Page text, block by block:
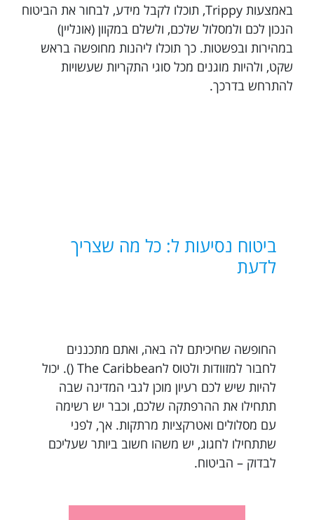
באמצעות Trippy, תוכלו לקבל מידע, לבחור את הביטוח
הנכון לכם ולמסלול שלכם, ולשלם במקוון (אונליין)
במהירות ובפשטות. כך תוכלו ליהנות מחופשה בראש
שקט, ולהיות מוגנים מכל סוגי התקריות שעשויות
להתרחש בדרכך.
ביטוח נסיעות ל: כל מה שצריך
לדעת
החופשה שחיכיתם לה באה, ואתם מתכננים
לחבור למזוודות ולטוס לThe Caribbean (). יכול
להיות שיש לכם רעיון מוכן לגבי המדינה שבה
תתחילו את ההרפתקה שלכם, וכבר יש רשימה
עם מסלולים ואטרקציות מרתקות. אך, לפני
שתתחילו לחגוג, יש משהו חשוב ביותר שעליכם
לבדוק – הביטוח.